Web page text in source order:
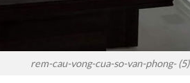
rem-cau-vong-cua-so-van-phong- (5)